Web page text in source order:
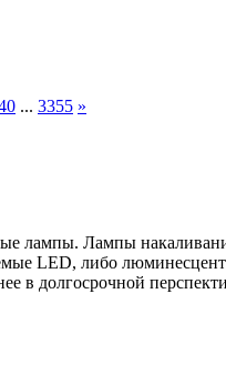
... 3355 »
лампы. Лампы
LED, либо
в долгосрочной